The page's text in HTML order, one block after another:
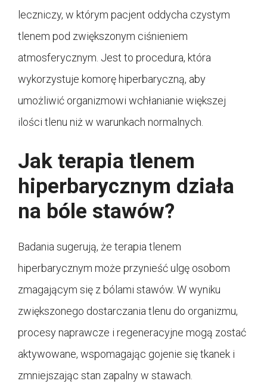
leczniczy, w którym pacjent oddycha czystym
tlenem pod zwiększonym ciśnieniem
atmosferycznym. Jest to procedura, która
wykorzystuje komorę hiperbaryczną, aby
umożliwić organizmowi wchłanianie większej
ilości tlenu niż w warunkach normalnych.
Jak terapia tlenem
hiperbarycznym działa
na bóle stawów?
Badania sugerują, że terapia tlenem
hiperbarycznym może przynieść ulgę osobom
zmagającym się z bólami stawów. W wyniku
zwiększonego dostarczania tlenu do organizmu,
procesy naprawcze i regeneracyjne mogą zostać
aktywowane, wspomagając gojenie się tkanek i
zmniejszając stan zapalny w stawach.